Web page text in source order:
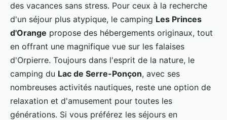
des vacances sans stress. Pour ceux à la recherche
d'un séjour plus atypique, le camping Les Princes
d'Orange propose des hébergements originaux, tout
en offrant une magnifique vue sur les falaises
d'Orpierre. Toujours dans l'esprit de la nature, le
camping du Lac de Serre-Ponçon, avec ses
nombreuses activités nautiques, reste une option de
relaxation et d'amusement pour toutes les
générations. Si vous préférez les séjours en